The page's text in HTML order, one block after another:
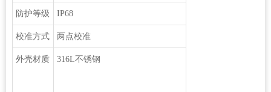
防护等级 IP68
校准方式 两点校准
外壳材质 316L不锈钢